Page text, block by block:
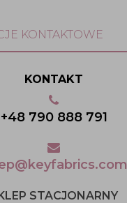
KONTAKTOWE
KONTAKT
+48 790 888 791
STACJONARNY